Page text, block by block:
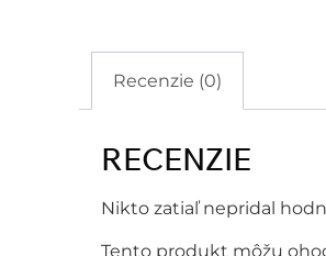
Recenzie (0)
RECENZIE
Nikto zatiaľ nepridal
Tento produkt môžu